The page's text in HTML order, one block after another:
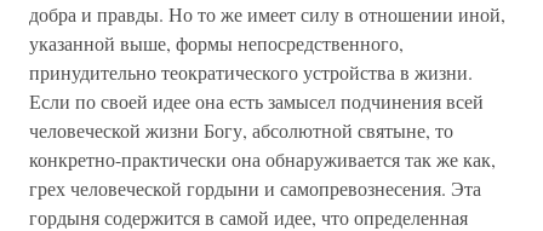
добра и правды. Но то же имеет силу в отношении иной,
указанной выше, формы непосредственного,
принудительно теократического устройства в жизни.
Если по своей идее она есть замысел подчинения всей
человеческой жизни Богу, абсолютной святыне, то
конкретно-практически она обнаруживается так же как,
грех человеческой гордыни и самопревознесения. Эта
гордыня содержится в самой идее, что определенная